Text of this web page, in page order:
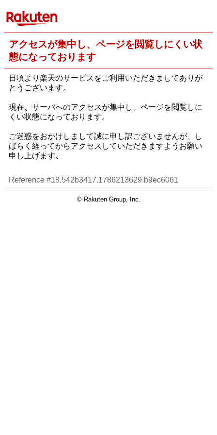
アクセスが集中し、ページを閲覧しにくい状
態になっております
日頃より楽天のサービスをご利用いただきましてありが
とうございます。
現在、サーバへのアクセスが集中し、ページを閲覧しに
くい状態になっております。
ご迷惑をおかけしまして誠に申し訳ございませんが、し
ばらく経ってからアクセスしていただきますようお願い
申し上げます。
Reference #18.542b3417.1786213629.b9ec6061
© Rakuten Group, Inc.